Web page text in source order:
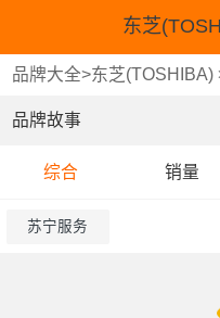
东芝
品牌大全>东芝(TOSHIBA)
品牌故事
综合 销量
苏宁服务